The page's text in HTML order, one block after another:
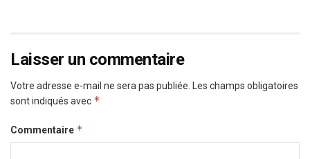
Laisser un commentaire
Votre adresse e-mail ne sera pas publiée. Les champs obligatoires
sont indiqués avec *
Commentaire *